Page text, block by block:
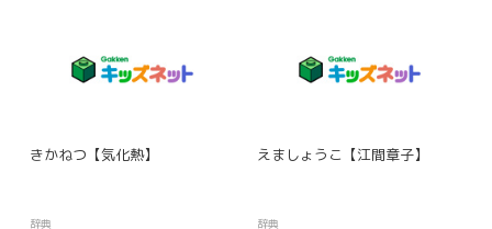
きかねつ【気化熱】
辞典
えましょうこ【江間章子】
辞典